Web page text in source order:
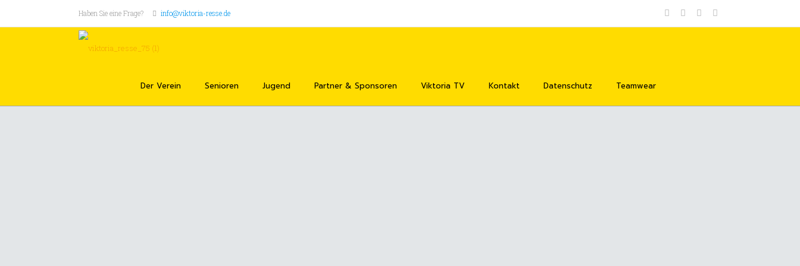
Haben Sie eine Frage? info@viktoria-resse.de
Der Verein Senioren Jugend Partner & Sponsoren Viktoria TV Kontakt Datenschutz Teamwear